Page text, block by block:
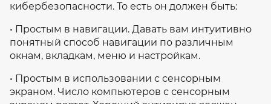
кибербезопасности. То есть он должен быть:
• Простым в навигации. Давать вам интуитивно
понятный способ навигации по различным
окнам, вкладкам, меню и настройкам.
• Простым в использовании с сенсорным
экраном. Число компьютеров с сенсорным